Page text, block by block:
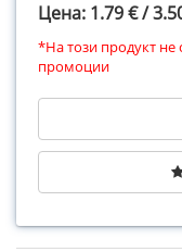
Цена: 1.79 € /
*На този продукт не
промоции